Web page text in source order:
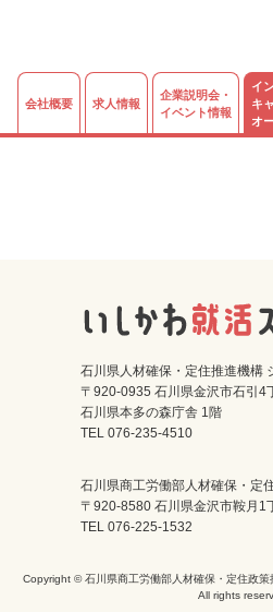
会社概要 求人情報
企業説明会・
イベント情報
イ
キ
オ
石川県人材確保・定住推進機構
〒920-0935 石川県金沢市石引4
石川県本多の森庁舎 1階
TEL 076-235-4510
石川県商工労働部人材確保・定
〒920-8580 石川県金沢市鞍月1
TEL 076-225-1532
Copyright © 石川県商工労働部人材確保・定住政
All rights